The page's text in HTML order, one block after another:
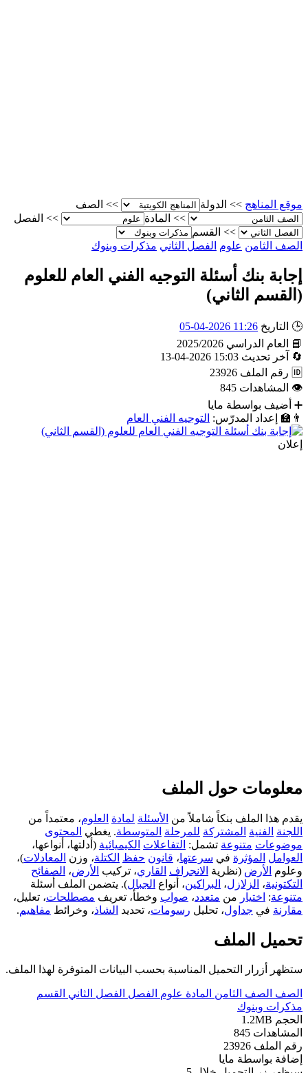
موقع المناهج >> الدولة >>
الصف
>>
المادة >>
الفصل
>>
القسم
الصف الثامن علوم الفصل الثاني مذكرات وبنوك
إجابة بنك أسئلة التوجيه الفني العام للعلوم
(القسم الثاني)
🕒 التاريخ 11:26 2026-04-05
📘
العام الدراسي 2025/2026
🔄
آخر تحديث 15:03 2026-04-13
🆔 رقم الملف 23926
👁
المشاهدات 845
➕
أضيف بواسطة مايا
👨‍🏫
إعداد المدرّس: التوجيه الفني العام
إعلان
معلومات حول الملف
يقدم هذا الملف بنكاً شاملاً من الأسئلة لمادة العلوم، معتمداً من
اللجنة
الفنية المشتركة للمرحلة المتوسطة. يغطي المحتوى
موضوعات متنوعةتشمل: التفاعلات الكيميائية(أدلتها، أنواعها،
العوامل
المؤثرةفي سرعتها، قانون حفظ الكتلة، وزن المعادلات)،
وعلوم الأرض(نظرية الانجراف القاري، تركيب الأرض، الصفائح
التكتونية، الزلازل، البراكين، أنواع الجبال). يتضمن الملف أسئلة
متنوعة: اختيار من متعدد، صوابوخطأ، تعريف مصطلحات، تعليل،
مقارنةفي جداول، تحليل رسومات، تحديد الشاذ، وخرائط مفاهيم.
تحميل الملف
ستظهر أزرار التحميل المناسبة بحسب البيانات المتوفرة لهذا الملف.
الصف الصف الثامن المادة علوم الفصل الفصل الثاني
القسم
مذكرات وبنوك
الحجم 1.2MB
المشاهدات 845
رقم الملف 23926
إضافة بواسطة مايا